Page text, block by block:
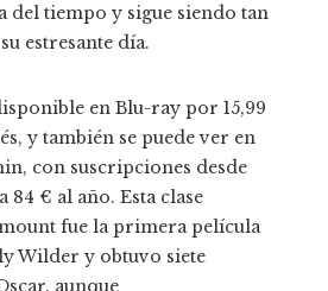
del tiempo y sigue siendo tan
estresante día.
en Blu-ray por 15,99
y también se puede ver en
con suscripciones desde
84 € al año. Esta clase
fue la primera película
Wilder y obtuvo siete
aunque